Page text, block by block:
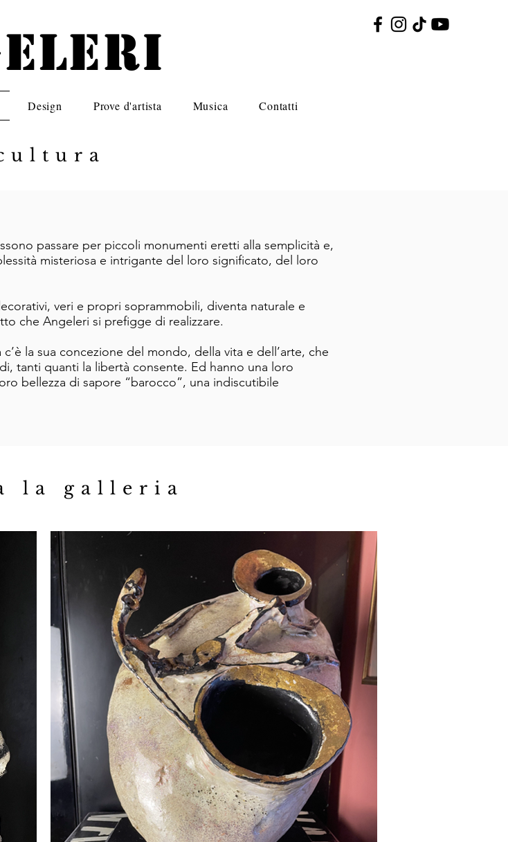
Design Prove d'artista Musica Contatti
passare per piccoli monumenti eretti alla semplicità e,
misteriosa e intrigante del loro significato, del loro
veri e propri soprammobili, diventa naturale e
che Angeleri si prefigge di realizzare.
c’è la sua concezione del mondo, della vita e dell’arte, che
tanti quanti la libertà consente. Ed hanno una loro
bellezza di sapore “barocco”, una indiscutibile
la galleria